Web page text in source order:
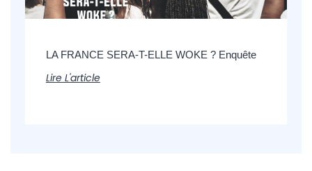
LA FRANCE SERA-T-ELLE WOKE ? Enquête
Lire L'article